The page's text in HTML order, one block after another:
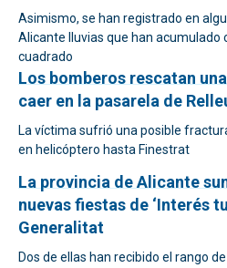
Asimismo, se han registrado en
Alicante lluvias que han acumulado
cuadrado
Los bomberos rescatan
caer en la pasarela de
La víctima sufrió una posible
en helicóptero hasta Finestrat
La provincia de Alicante
nuevas fiestas de ‘Interés
Generalitat
Dos de ellas han recibido el rango